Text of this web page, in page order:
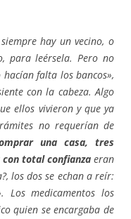
hay un vecino, o
para leérsela. Pero no
falta los bancos»,
con la cabeza. Algo
ellos vivieron y que ya
no requerían de
una casa, tres
total confianza eran
los dos se echan a reír:
Los medicamentos los
quien se encargaba de